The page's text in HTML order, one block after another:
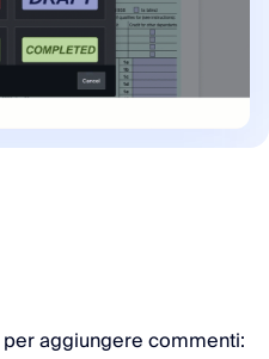
aggiungere commenti: